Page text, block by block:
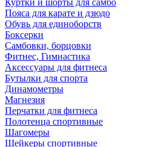
Куртки и шорты для самбо
Пояса для карате и дзюдо
Обувь для единоборств
Боксерки
Самбовки, борцовки
Фитнес, Гимнастика
Аксессуары для фитнеса
Бутылки для спорта
Динамометры
Магнезия
Перчатки для фитнеса
Полотенца спортивные
Шагомеры
Шейкеры спортивные